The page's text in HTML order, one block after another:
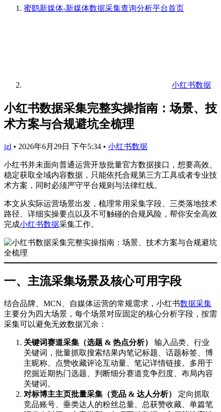
蜜鹞新媒体-新媒体数据采集查询分析平台首页
小红书数据
小红书数据采集完整实操指南：场景、技
术方案与合规避坑全梳理
jzl • 2026年6月29日 下午5:34 • 小红书数据
小红书并未面向普通运营开放批量官方数据接口，想要高效、
稳定获取全域内容数据，只能依托合规第三方工具或者专业技
术方案，同时必须严守平台规则与法律红线。
本文从实际运营场景出发，梳理常用采集字段、三类落地技术
路径、详细实操要点以及不可触碰的合规风险，帮你安全高效
完成小红书数据采集工作。
一、主流采集场景及核心可用字段
结合品牌、MCN、自媒体运营的常规需求，小红书数据采集
主要分为四大场景，每个场景对应固定的核心分析字段，按需
采集可以避免无效数据冗余：
关键词赛道采集（选题 & 热点分析）
输入品类、行业
关键词，批量抓取搜索结果内笔记标题、话题标签、博
主昵称、点赞收藏评论互动量、笔记详情链接。多用于
挖掘近期热门选题、判断细分赛道竞争烈度、布局内容
关键词。
对标博主主页批量采集（竞品 & 达人分析）
定向抓取
竞品账号、垂类达人的粉丝总量、总获赞收藏、单篇笔